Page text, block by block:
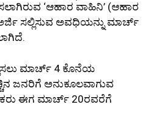
‘ಆಹಾರ ವಾಹಿನಿ’ (ಆಹಾರ
ಸಲ್ಲಿಸುವ ಅವಧಿಯನ್ನು ಮಾರ್ಚ್
ಮಾರ್ಚ್ 4 ಕೊನೆಯ
ಜನರಿಗೆ ಅನುಕೂಲವಾಗುವ
ಈಗ ಮಾರ್ಚ್ 20ರವರೆಗೆ